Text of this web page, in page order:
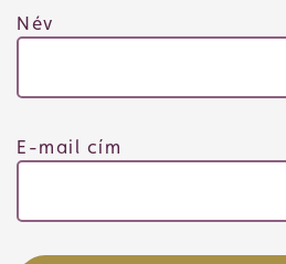
Név
E-mail cím